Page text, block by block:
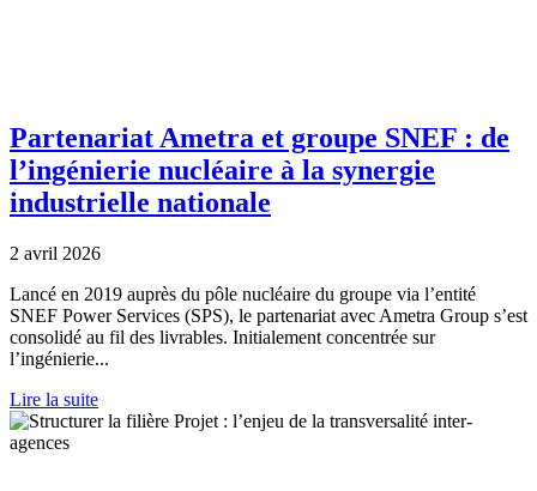
Partenariat Ametra et groupe SNEF : de
l’ingénierie nucléaire à la synergie
industrielle nationale
2 avril 2026
Lancé en 2019 auprès du pôle nucléaire du groupe via l’entité
SNEF Power Services (SPS), le partenariat avec Ametra Group s’est
consolidé au fil des livrables. Initialement concentrée sur
l’ingénierie...
Lire la suite